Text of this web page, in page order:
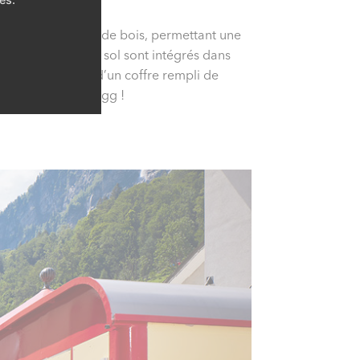
en éléments de bois, permettant une
chauffage de sol sont intégrés dans
se saisit alors d’un coffre rempli de
au cirque Mugg !